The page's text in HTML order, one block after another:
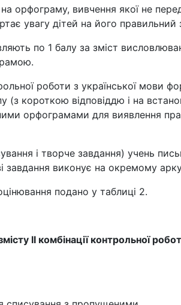
орфограму, вивчення якої не
увагу дітей на його правильний
по 1 балу за зміст
роботи з української мови
(з короткою відповіддю і на
орфограмами для виявлення
і творче завдання) учень
завдання виконує на окремому
подано у таблиці 2.
ІІ комбінації контрольної